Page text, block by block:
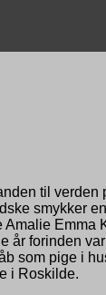
til
smykker
Amalie Emma
år forinden
som pige i
i Roskilde.